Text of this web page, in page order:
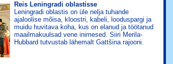
Reis Leningradi oblastisse
Leningradi oblastis on üle nelja tuhande
ajaloolise mõisa, kloostri, kabeli, looduspargi ja
muidu huvitava koha, kus on elanud ja töötanud
maailmakuulsad vene inimesed. Siiri Merila-
Hubbard tutvustab lähemalt Gattšina rajooni.